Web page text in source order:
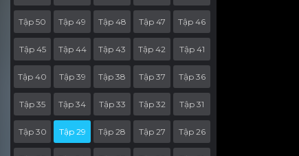
Tập 50 Tập 49 Tập 48 Tập 47 Tập 46
Tập 45 Tập 44 Tập 43 Tập 42 Tập 41
Tập 40 Tập 39 Tập 38 Tập 37 Tập 36
Tập 35 Tập 34 Tập 33 Tập 32 Tập 31
Tập 30 Tập 29 Tập 28 Tập 27 Tập 26